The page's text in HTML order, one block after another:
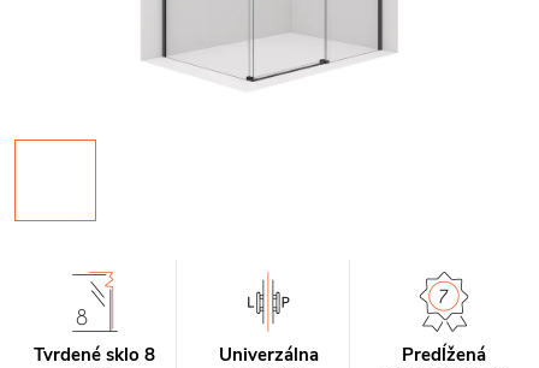
Tvrdené sklo 8
Univerzálna
Predĺžená